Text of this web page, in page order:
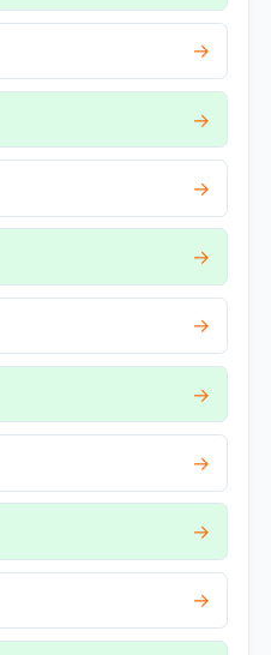
→
→
→
→
→
→
→
→
→